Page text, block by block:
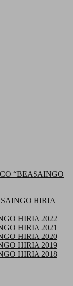
“BEASAINGO
HIRIA
HIRIA 2022
HIRIA 2021
HIRIA 2020
HIRIA 2019
HIRIA 2018